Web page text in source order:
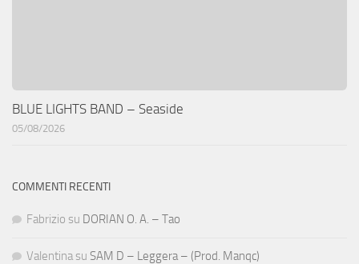
BLUE LIGHTS BAND – Seaside
05/08/2026
COMMENTI RECENTI
Fabrizio su DORIAN O. A. – Tao
Valentina su SAM D – Leggera – (Prod. Manqc)